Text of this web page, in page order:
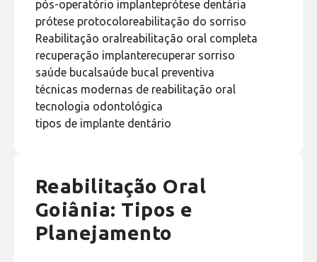
pós-operatório implanteprótese dentária
prótese protocoloreabilitação do sorriso
Reabilitação oralreabilitação oral completa
recuperação implanterecuperar sorriso
saúde bucalsaúde bucal preventiva
técnicas modernas de reabilitação oral
tecnologia odontológica
tipos de implante dentário
Reabilitação Oral
Goiânia: Tipos e
Planejamento